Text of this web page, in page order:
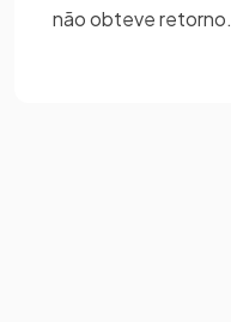
não obteve retorno.